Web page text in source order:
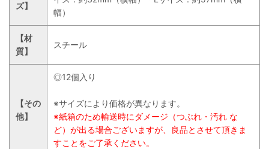
ズ】
幅）
【材
質】
スチール
【その
他】
◎12個入り
※サイズにより価格が異なります。
※紙箱のため輸送時にダメージ（つぶれ・汚れ な
ど）が出る場合ございますが、良品とさせて頂きま
すことをご了承ください。